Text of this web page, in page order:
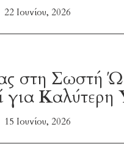
22 Ιουνίου, 2026
στη Σωστή
για Καλύτερη
15 Ιουνίου, 2026